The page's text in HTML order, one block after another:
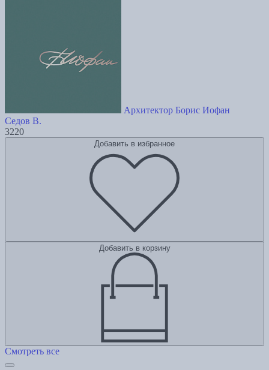
Архитектор Борис Иофан
Седов В.
3220
Добавить в избранное
Добавить в корзину
Смотреть все